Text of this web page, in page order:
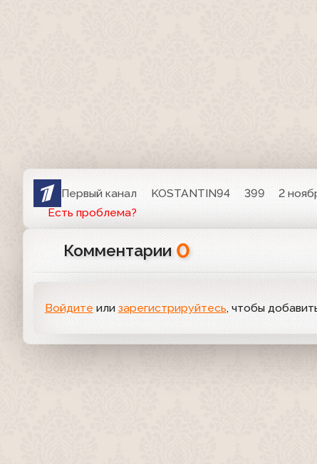
Первый канал KOSTANTIN94 399
2
Есть проблема?
Комментарии 0
Войдите или зарегистрируйтесь, чтобы